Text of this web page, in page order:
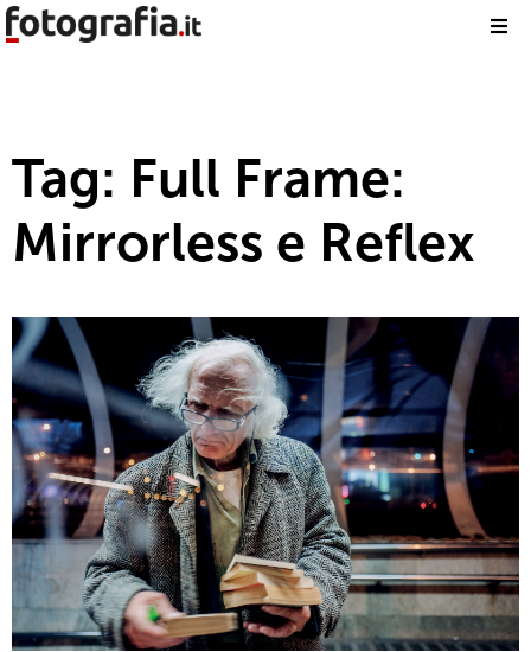
Tag: Full Frame:
Mirrorless e Reflex